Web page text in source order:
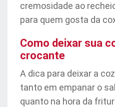
cremosidade ao
para quem gosta da
Como deixar sua
crocante
A dica para deixar a
tanto em empanar o
quanto na hora da